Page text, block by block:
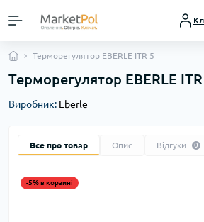
Терморегулятор EBERLE ITR 5
Терморегулятор EBERLE
Виробник: Eberle
Все про товар Опис Відгуки 0
-5% в корзині